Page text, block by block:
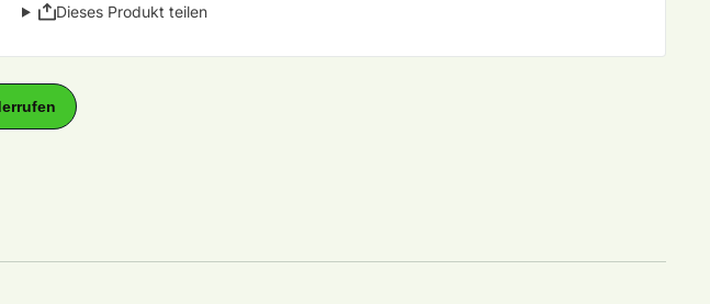
Dieses Produkt teilen